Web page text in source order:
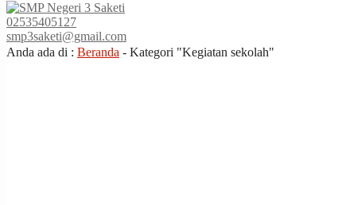
smpn3saketi
02535405127
smp3saketi@gmail.com
all
Anda ada di : Beranda - Kategori "Kegiatan sekolah"